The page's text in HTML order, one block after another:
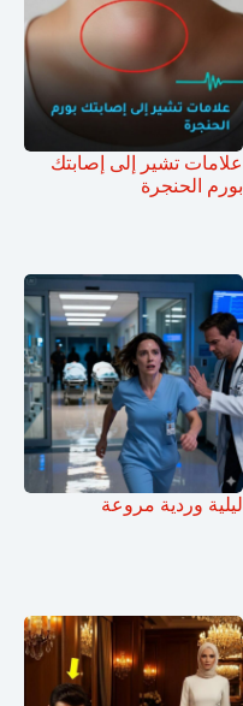
علامات تشير إلى إصابتك
بورم الحنجرة
ليلية وردية مروعة